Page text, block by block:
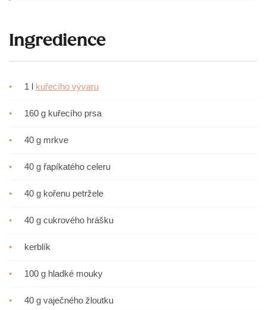
Ingredience
• 1 l kuřecího vývaru
• 160 g kuřecího prsa
• 40 g mrkve
• 40 g řapíkatého celeru
• 40 g kořenu petržele
• 40 g cukrového hrášku
• kerblík
• 100 g hladké mouky
• 40 g vaječného žloutku